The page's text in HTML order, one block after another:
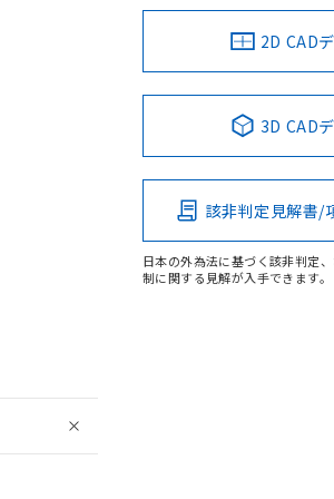
2D CAD
3D CAD
該非判定見解書/
日本の外為法に基づく該非判定
制に関する見解が入手できます。